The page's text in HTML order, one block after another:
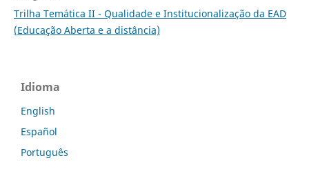
Trilha Temática II - Qualidade e Institucionalização da EAD
(Educação Aberta e a distância)
Idioma
English
Español
Português